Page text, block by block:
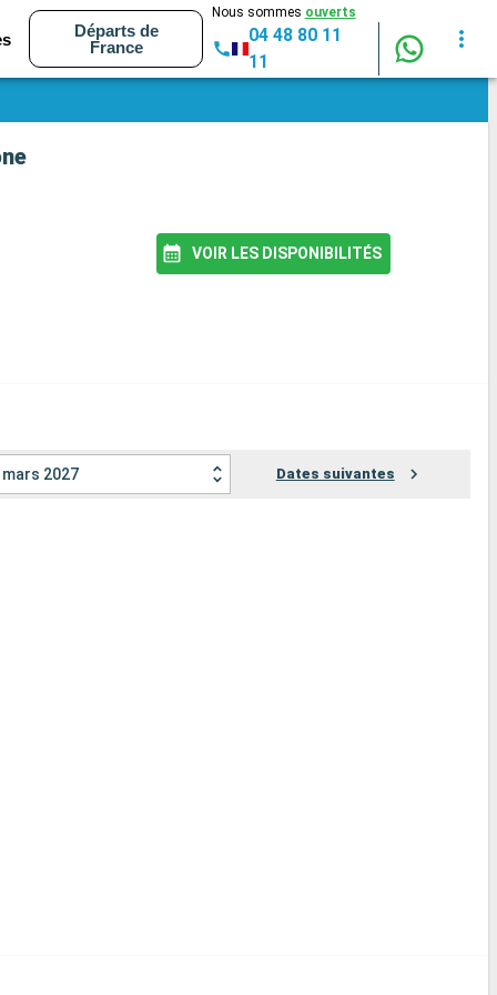
Départs de
France
Nous sommes ouverts
04 48 80 11
11
VOIR LES DISPONIBILITÉS
mars 2027 Dates suivantes